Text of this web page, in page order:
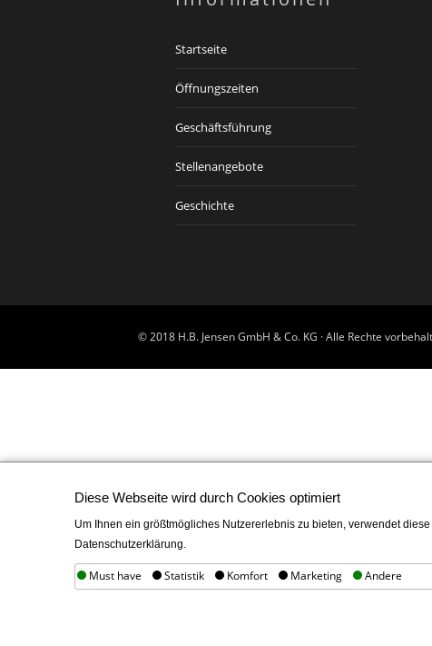
Startseite
Öffnungszeiten
Geschäftsführung
Stellenangebote
Geschichte
© 2018 H.B. Jensen GmbH & Co. KG · Alle Rechte
Diese Webseite wird durch Cookies optimiert
Um Ihnen ein größtmögliches Nutzererlebnis zu bieten, verwendet
Datenschutzerklärung.
Must have Statistik Komfort Marketing Andere